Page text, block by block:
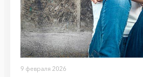
9 февраля 2026